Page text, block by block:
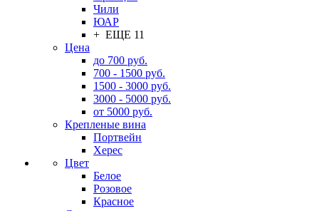
Чили
ЮАР
+ ЕЩЕ 11
Цена
до 700 руб.
700 - 1500 руб.
1500 - 3000 руб.
3000 - 5000 руб.
от 5000 руб.
Крепленые вина
Портвейн
Херес
Цвет
Белое
Розовое
Красное